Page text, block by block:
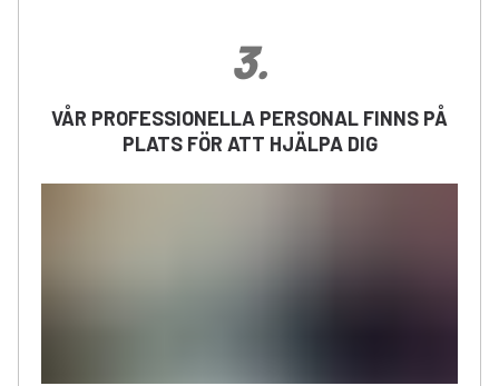
3.
VÅR PROFESSIONELLA PERSONAL FINNS PÅ
PLATS FÖR ATT HJÄLPA DIG